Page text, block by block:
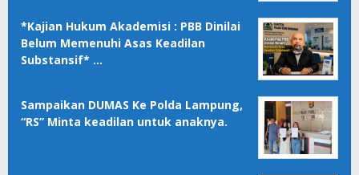
*Kajian Hukum Akademisi : PBB Dinilai
Belum Memenuhi Asas Keadilan
Substansif* …
Sampaikan DUMAS Ke Polda Lampung,
“RS” Minta keadilan untuk anaknya.